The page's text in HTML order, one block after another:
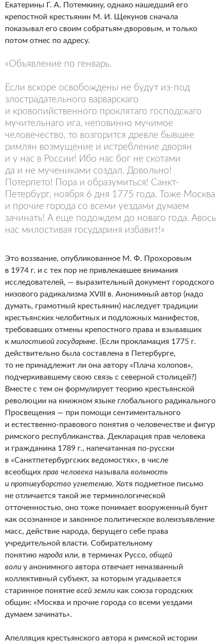
Екатерины Г. А. Потемкину, однако нашедший его
крепостной крестьянин М. И. Щекунов сначала
показывал его своим собратьям-дворовым, и только
потом отнес по адресу.
«Объявление по генварь.
Если вскоре освобождены не будут из-под
злострадательного варварскаго
и кровопийственного проклятаго господскаго
мучительнаго ига, неповинно мучимое
человечество, то возгорится древле бывшее
римлян возмущение и истребление дворян
и у нас в России! Ибо нас бог не скотами
да и не мучениками создал. Довольно!
Потерпето! Пора и образумиться! Санкт-
Петербург, ноября 6 дня 1775 года. Тоже Москва
и прочие города со всеми уездами думаем
зачинать! А еще подождем до новаго года. Авось
нас милостивая государиня избавит!»
Это воззвание, опубликованное М. Ф. Прохоровым
в 1974 г. и с тех пор не привлекавшее внимания
исследователей, — выразительный документ городского
низового радикализма XVIII в. Анонимный автор (надо
думать, грамотный крестьянин) наследует традиции
крестьянских челобитных и подложных манифестов,
требовавших отмены крепостного права и взывавших
к милостивой государыне. (Если прокламация 1775 г.
действительно была составлена в Петербурге,
то не принадлежит ли она автору «Плача холопов»,
подчеркивавшему свою связь с северной столицей?)
Вместе с тем он формулирует теорию крестьянской
революции на книжном языке глобального радикального
Просвещения — при помощи сентиментального
и естественно-правового понятия о человечестве и фигур
римского республиканства. Декларация прав человека
и гражданина 1789 г., напечатанная по-русски
в «Санктпетербургских ведомостях», в числе
всеобщих прав человека называла вольность
и противуборство угнетению. Хотя подметное письмо
не отличается такой же терминологической
отточенностью, оно тоже понимает вооруженный бунт
как осознанное и законное политическое волеизъявление
масс, действие народа, берущего себе права
учредительной власти. Собирательному
понятию народа или, в терминах Руссо, общей
воли у анонимного автора отвечает неназванный
коллективный субъект, за которым угадывается
старинное понятие всей земли как союза городских
общин: «Москва и прочие города со всеми уездами
думаем зачинать».
Апелляция крестьянского автора к римской истории